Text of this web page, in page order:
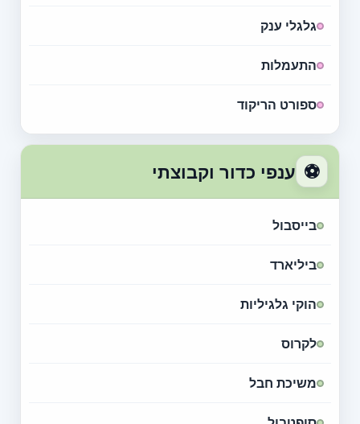
גלגלי ענק
התעמלות
ספורט הריקוד
⚽ ענפי כדור וקבוצתי
בייסבול
ביליארד
הוקי גלגיליות
לקרוס
משיכת חבל